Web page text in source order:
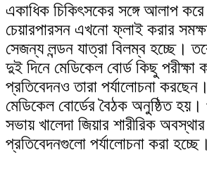
একাধিক চিকিৎসকের সঙ্গে আলাপ করে
চেয়ারপারসন এখনো ফ্লাই করার
সেজন্য লন্ডন যাত্রা বিলম্ব হচ্ছে।
দুই দিনে মেডিকেল বোর্ড কিছু পরীক্ষা
প্রতিবেদনও তারা পর্যালোচনা
মেডিকেল বোর্ডের বৈঠক অনুষ্ঠিত হয়।
সভায় খালেদা জিয়ার শারীরিক
প্রতিবেদনগুলো পর্যালোচনা করা হচ্ছে।